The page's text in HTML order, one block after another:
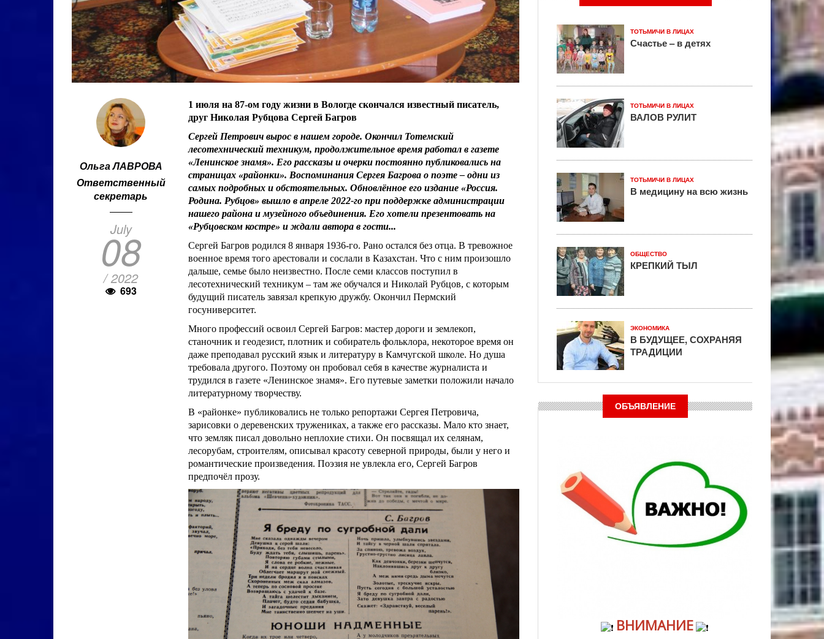
Ольга ЛАВРОВА
Ответственный
секретарь
July
08
/ 2022
693
1 июля на 87-ом году жизни в Вологде скончался известный писатель,
друг Николая Рубцова Сергей Багров
Сергей Петрович вырос в нашем городе. Окончил Тотемский
лесотехнический техникум, продолжительное время работал в газете
«Ленинское знамя». Его рассказы и очерки постоянно публиковались на
страницах «районки». Воспоминания Сергея Багрова о поэте – одни из
самых подробных и обстоятельных. Обновлённое его издание «Россия.
Родина. Рубцов» вышло в апреле 2022-го при поддержке администрации
нашего района и музейного объединения. Его хотели презентовать на
«Рубцовском костре» и ждали автора в гости...
Сергей Багров родился 8 января 1936-го. Рано остался без отца. В тревожное
военное время того арестовали и сослали в Казахстан. Что с ним произошло
дальше, семье было неизвестно. После семи классов поступил в
лесотехнический техникум – там же обучался и Николай Рубцов, с которым
будущий писатель завязал крепкую дружбу. Окончил Пермский
госуниверситет.
Много профессий освоил Сергей Багров: мастер дороги и землекоп,
станочник и геодезист, плотник и собиратель фольклора, некоторое время он
даже преподавал русский язык и литературу в Камчугской школе. Но душа
требовала другого. Поэтому он пробовал себя в качестве журналиста и
трудился в газете «Ленинское знамя». Его путевые заметки положили начало
литературному творчеству.
В «районке» публиковались не только репортажи Сергея Петровича,
зарисовки о деревенских тружениках, а также его рассказы. Мало кто знает,
что земляк писал довольно неплохие стихи. Он посвящал их селянам,
лесорубам, строителям, описывал красоту северной природы, были у него и
романтические произведения. Поэзия не увлекла его, Сергей Багров
предпочёл прозу.
ТОТЬМИЧИ В ЛИЦАХ
Счастье – в детях
ТОТЬМИЧИ В ЛИЦАХ
ВАЛОВ РУЛИТ
ТОТЬМИЧИ В ЛИЦАХ
В медицину на всю жизнь
ОБЩЕСТВО
КРЕПКИЙ ТЫЛ
ЭКОНОМИКА
В БУДУЩЕЕ, СОХРАНЯЯ
ТРАДИЦИИ
ОБЪЯВЛЕНИЕ
ВНИМАНИЕ